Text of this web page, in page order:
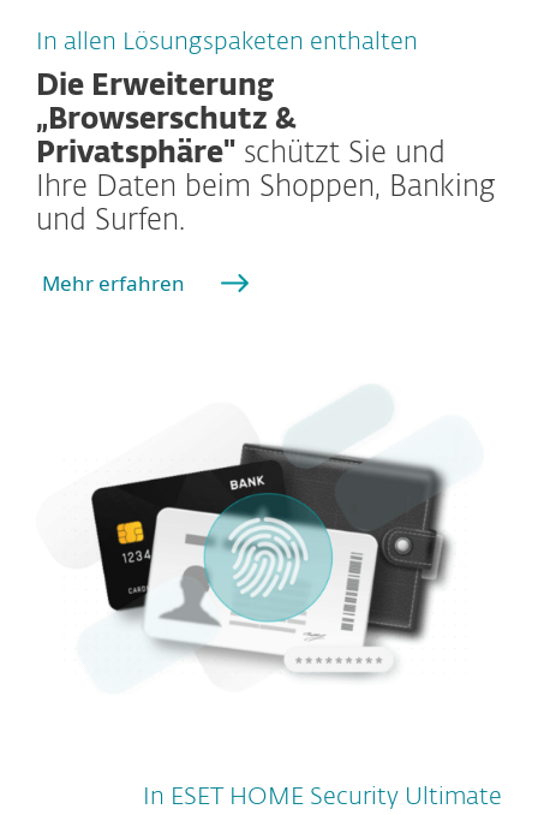
In allen Lösungspaketen enthalten
Die Erweiterung
„Browserschutz &
Privatsphäre" schützt Sie und
Ihre Daten beim Shoppen, Banking
und Surfen.
Mehr erfahren
In ESET HOME Security Ultimate